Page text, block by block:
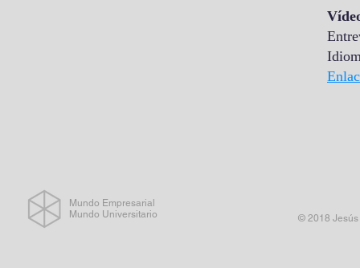
Mundo Empresarial
Mundo Universitario
© 2018